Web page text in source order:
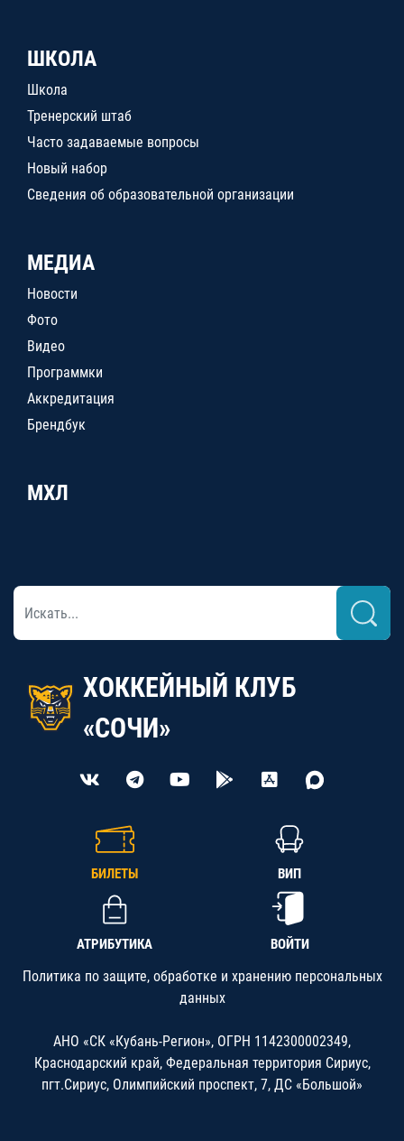
ШКОЛА
Школа
Тренерский штаб
Часто задаваемые вопросы
Новый набор
Сведения об образовательной организации
МЕДИА
Новости
Фото
Видео
Программки
Аккредитация
Брендбук
МХЛ
ХОККЕЙНЫЙ КЛУБ
«СОЧИ»
БИЛЕТЫ ВИП
АТРИБУТИКА ВОЙТИ
Политика по защите, обработке и хранению персональных
данных
АНО «СК «Кубань-Регион», ОГРН 1142300002349,
Краснодарский край, Федеральная территория Сириус,
пгт.Сириус, Олимпийский проспект, 7, ДС «Большой»